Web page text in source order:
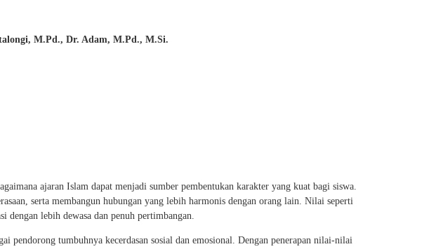
M.Pd., Dr. Adam, M.Pd., M.Si.
ajaran Islam dapat menjadi sumber pembentukan karakter yang kuat bagi siswa.
serta membangun hubungan yang lebih harmonis dengan orang lain. Nilai seperti
dengan lebih dewasa dan penuh pertimbangan.
pendorong tumbuhnya kecerdasan sosial dan emosional. Dengan penerapan nilai-nilai